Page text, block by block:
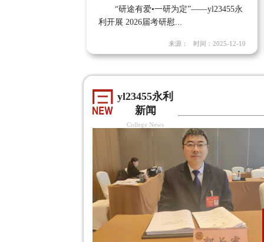
“研途有爱•一研为定”——yl23455永
利开展 2026届考研慰...
来源： 时间：2025-12-10
yl23455永利
新闻
College News